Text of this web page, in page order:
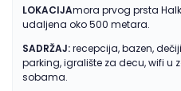
LOKACIJAmora prvog prsta
udaljena oko 500 metara.
SADRŽAJ:recepcija, bazen,
parking, igralište za decu, wifi u
sobama.